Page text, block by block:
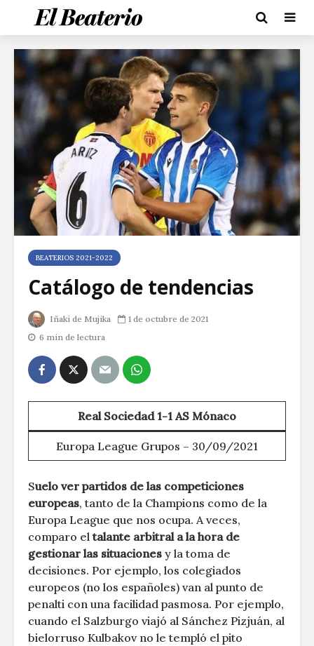
BEATERIOS 2021-2022
Catálogo de tendencias
Iñaki de Mujika
1 de octubre de 2021
6 min de lectura
Real Sociedad 1-1 AS Mónaco
Europa League Grupos – 30/09/2021
Suelo ver partidos de las competiciones
europeas, tanto de la Champions como de la
Europa League que nos ocupa. A veces,
comparo eltalante arbitral a la hora de
gestionar las situaciones y la toma de
decisiones. Por ejemplo, los colegiados
europeos (no los españoles) van al punto de
penalti con una facilidad pasmosa. Por ejemplo,
cuando el Salzburgo viajó al Sánchez Pizjuán, al
bielorruso Kulbakov no le templó el pito